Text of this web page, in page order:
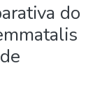
do